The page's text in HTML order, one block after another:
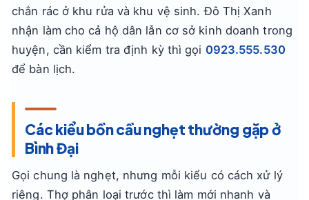
chắn rác ở khu rửa và khu vệ sinh. Đô Thị Xanh
nhận làm cho cả hộ dân lẫn cơ sở kinh doanh trong
huyện, cần kiểm tra định kỳ thì gọi 0923.555.530
để bàn lịch.
Các kiểu bồn cầu nghẹt thường gặp ở
Bình Đại
Gọi chung là nghẹt, nhưng mỗi kiểu có cách xử lý
riêng. Thợ phân loại trước thì làm mới nhanh và